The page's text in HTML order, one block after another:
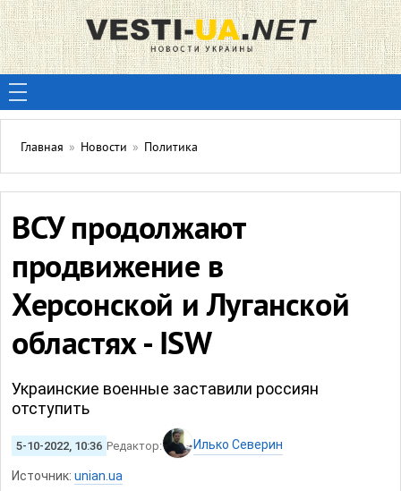
Главная » Новости » Политика
ВСУ продолжают
продвижение в
Херсонской и Луганской
областях - ISW
Украинские военные заставили россиян
отступить
5-10-2022, 10:36 Редактор: Илько Северин
Источник: unian.ua